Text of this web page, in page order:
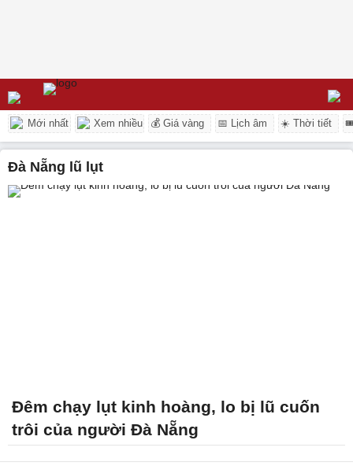
Mới nhất Xem nhiều 💰 Giá vàng 📅 Lịch âm ☀️ Thời tiết
Đà Nẵng lũ lụt
Đêm chạy lụt kinh hoàng, lo bị lũ cuốn
trôi của người Đà Nẵng